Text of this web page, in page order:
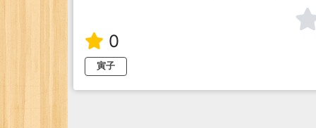
0
寅子